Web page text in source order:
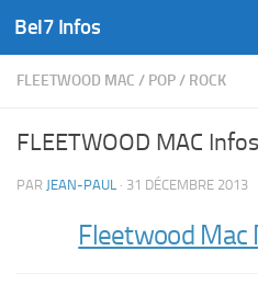
Skip to content
Bel7 Infos
FLEETWOOD MAC / POP/ ROCK
FLEETWOOD MAC Infos
PAR JEAN-PAUL · 31 DÉCEMBRE 2013
Fleetwood Mac